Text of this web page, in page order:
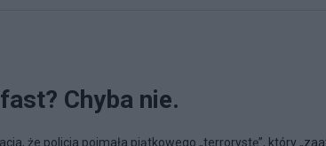
Chyba nie.
że policja pojmała piątkowego „terrorystę”, który